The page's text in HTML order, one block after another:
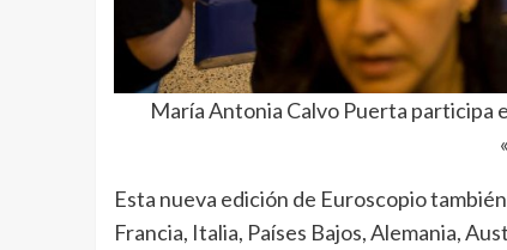
María Antonia Calvo Puerta participa
Esta nueva edición de Euroscopio
Francia, Italia, Países Bajos, Alemania,